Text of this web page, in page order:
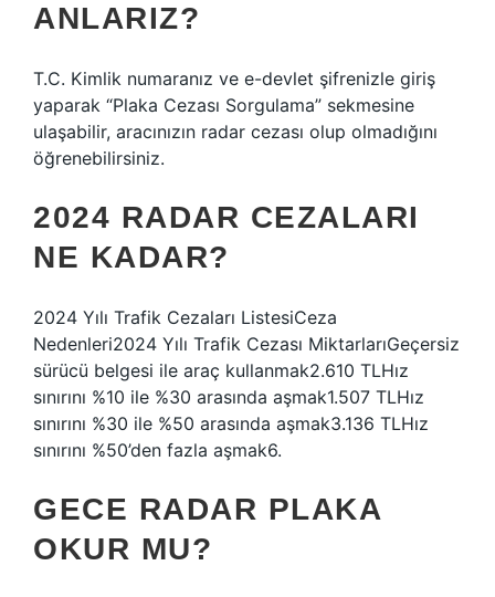
ANLARIZ?
T.C. Kimlik numaranız ve e-devlet şifrenizle giriş
yaparak “Plaka Cezası Sorgulama” sekmesine
ulaşabilir, aracınızın radar cezası olup olmadığını
öğrenebilirsiniz.
2024 RADAR CEZALARI
NE KADAR?
2024 Yılı Trafik Cezaları ListesiCeza
Nedenleri2024 Yılı Trafik Cezası MiktarlarıGeçersiz
sürücü belgesi ile araç kullanmak2.610 TLHız
sınırını %10 ile %30 arasında aşmak1.507 TLHız
sınırını %30 ile %50 arasında aşmak3.136 TLHız
sınırını %50’den fazla aşmak6.
GECE RADAR PLAKA
OKUR MU?